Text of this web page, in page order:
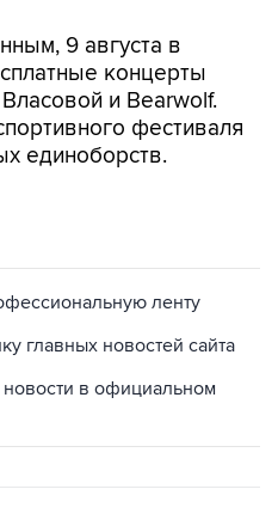
9 августа в
концерты
и Bearwolf.
фестиваля
единоборств.
ленту
главных новостей сайта
в официальном